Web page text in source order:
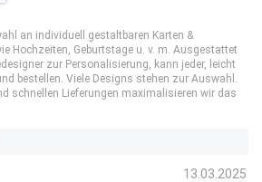
an individuell gestaltbaren Karten &
Hochzeiten, Geburtstage u. v. m. Ausgestattet
zur Personalisierung, kann jeder, leicht
bestellen. Viele Designs stehen zur Auswahl.
schnellen Lieferungen maximalisieren wir das
13.03.2025